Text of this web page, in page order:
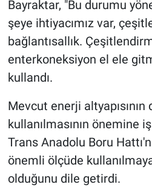
Bayraktar, "Bu durumu
şeye ihtiyacımız var,
bağlantısallık.
enterkoneksiyon el ele
kullandı.
Mevcut enerji altyapısının
kullanılmasının önemine
Trans Anadolu Boru
önemli ölçüde
olduğunu dile getirdi.